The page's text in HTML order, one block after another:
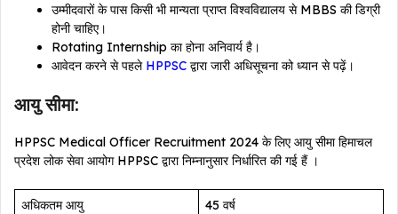
उम्मीदवारों के पास किसी भी मान्यता प्राप्त विश्वविद्यालय से MBBS की डिग्री
होनी चाहिए।
Rotating Internship का होना अनिवार्य है।
आवेदन करने से पहले HPPSC द्वारा जारी अधिसूचना को ध्यान से पढ़ें।
आयु सीमा:
HPPSC Medical Officer Recruitment 2024 के लिए आयु सीमा हिमाचल
प्रदेश लोक सेवा आयोग HPPSC द्वारा निम्नानुसार निर्धारित की गई हैं ।
अधिकतम आयु
45 वर्ष